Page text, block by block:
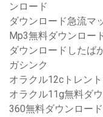
ンロード
ダウンロード急流マ
Mp3無料ダウンロー
ダウンロードしたば
ガシンク
オラクル12cトレン
オラクル11g無料ダ
360無料ダウンロー